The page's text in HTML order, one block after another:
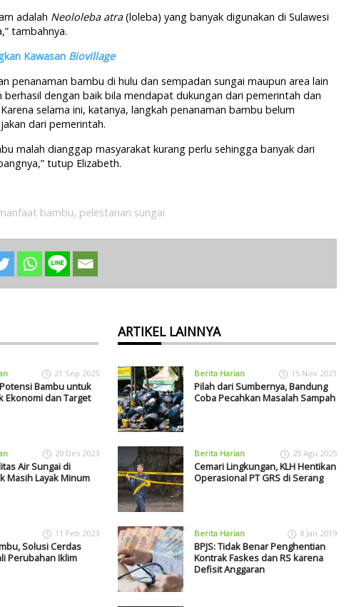
adalah Neololeba atra(loleba) yang banyak digunakan di Sulawesi
tambahnya.
Kawasan Biovillage
penanaman bambu di hulu dan sempadan sungai maupun area lain
berhasil dengan baik bila mendapat dukungan dari pemerintah dan
selama ini, katanya, langkah penanaman bambu belum
dari pemerintah.
malah dianggap masyarakat kurang perlu sehingga banyak dari
tutup Elizabeth.
bambu, pelestarian sungai
21 Sep 2025
Bambu untuk
Ekonomi dan Target
20 Des 2023
Air Sungai di
Masih Layak Minum
11 Feb 2023
Solusi Cerdas
Perubahan Iklim
ARTIKEL LAINNYA
Berita Harian 15 Nov 2021
Pilah dari Sumbernya, Bandung
Coba Pecahkan Masalah Sampah
Berita Harian 25 Agu 2025
Cemari Lingkungan, KLH Hentikan
Operasional PT GRS di Serang
Berita Harian 8 Jan 2019
BPJS: Tidak Benar Penghentian
Kontrak Faskes dan RS karena
Defisit Anggaran